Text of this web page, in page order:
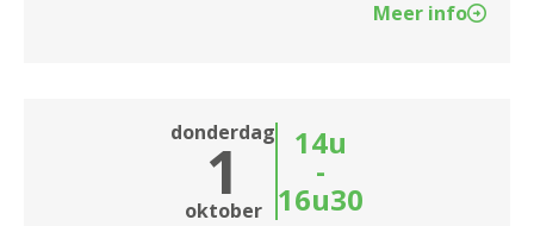
Meer info
donderdag
1
oktober
14u
-
16u30